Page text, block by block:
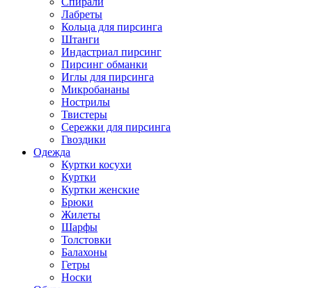
Лабреты
Кольца для пирсинга
Штанги
Индастриал пирсинг
Пирсинг обманки
Иглы для пирсинга
Микробананы
Нострилы
Твистеры
Сережки для пирсинга
Гвоздики
Одежда
Куртки косухи
Куртки
Куртки женские
Брюки
Жилеты
Шарфы
Толстовки
Балахоны
Гетры
Носки